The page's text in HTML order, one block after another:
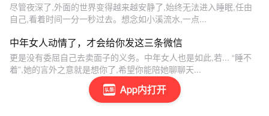
App内打开
尽管夜深了,外面的世界变得越来越安静了,始终无法进入睡眠,任由
自己,看着时间一分一秒过去。想念如小溪流水,一点...
中年女人动情了，才会给你发这三条微信
更是没有委屈自己去卖面子的义务。中年女人也是如此,若... “睡不
着”,她的言外之意就是想你了,希望你能陪她聊聊天...